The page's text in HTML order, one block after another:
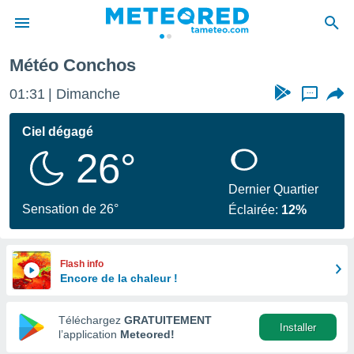
de
en
Météo Conchos
01:31 Dimanche ...
Ciel dégagé
26°
Sensation de 26°
Dernier Quartier
Éclairée: 12%
Flash info
Encore de la chaleur !
Téléchargez GRATUITEMENT
l’application Meteored!
Installer